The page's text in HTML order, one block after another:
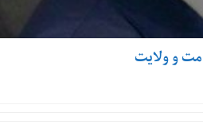
و ولایت